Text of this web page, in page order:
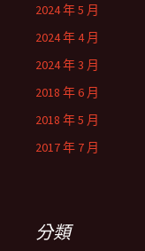
2024 年 5 月
2024 年 4 月
2024 年 3 月
2018 年 6 月
2018 年 5 月
2017 年 7 月
分類